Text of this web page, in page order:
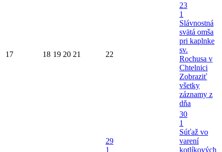
17 18 19 20 21 22
23
1
Slávnostná
svätá omša
pri kaplnke
sv.
Rochusa v
Chtelnici
Zobraziť
všetky
záznamy z
dňa
29
1
30
1
Súťaž vo
varení
kotlíkových